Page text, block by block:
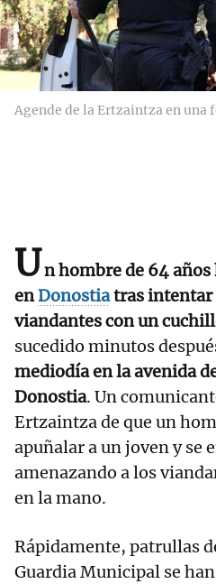
Agende de la Ertzaintza en una
Un hombre de 64
enDonostiatras intentar
viandantes con un
sucedido minutos
mediodía en la avenida
Donostia. Un
Ertzaintza de que un
apuñalar a un joven y se
amenazando a los
en la mano.
Rápidamente, patrullas
Guardia Municipal se